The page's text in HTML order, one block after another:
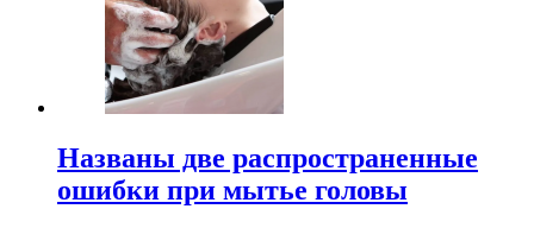
Названы две распространенные
ошибки при мытье головы